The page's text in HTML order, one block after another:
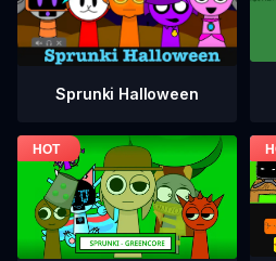
Sprunki Halloween